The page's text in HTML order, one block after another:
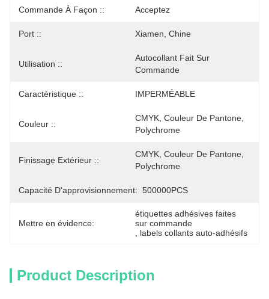
Commande À Façon :: Acceptez
Port :: Xiamen, Chine
Utilisation ::
Autocollant Fait Sur
Commande
Caractéristique :: IMPERMÉABLE
Couleur ::
CMYK, Couleur De Pantone,
Polychrome
Finissage Extérieur ::
CMYK, Couleur De Pantone,
Polychrome
Capacité D'approvisionnement: 500000PCS
Mettre en évidence:
étiquettes adhésives faites
sur commande
labels collants auto-adhésifs
Product Description